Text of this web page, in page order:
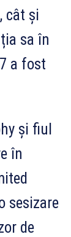
cât și
sa în
a fost
și fiul
în
sesizare
de